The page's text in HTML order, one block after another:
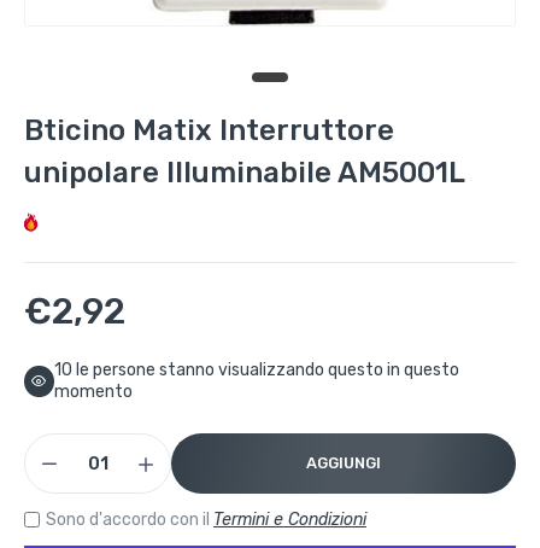
Bticino Matix Interruttore
unipolare Illuminabile AM5001L
€2,92
10 le persone stanno visualizzando questo in questo
momento
AGGIUNGI
Sono d'accordo con il Termini e Condizioni